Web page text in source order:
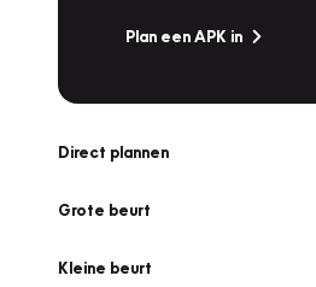
Plan een APK in
Direct plannen
Grote beurt
Kleine beurt